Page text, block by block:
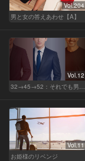
Vol.204
男と女の答えあわせ【A】
Vol.12
Vol.11
お姫様のリベンジ